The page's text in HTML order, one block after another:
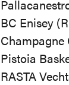
BC Enisey
Champagne
Pistoia
RASTA